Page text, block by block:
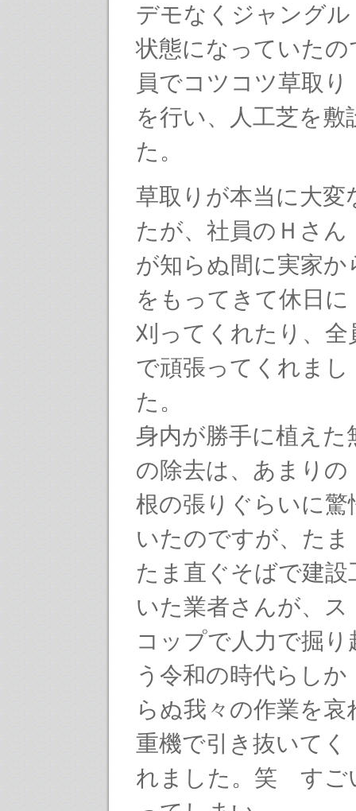
デモなくジャングル
状態になっていたの
員でコツコツ草取り
を行い、人工芝を敷
た。
草取りが本当に大変
たが、社員のＨさん
が知らぬ間に実家か
をもってきて休日に
刈ってくれたり、全
で頑張ってくれまし
た。
身内が勝手に植えた
の除去は、あまりの
根の張りぐらいに驚
いたのですが、たま
たま直ぐそばで建設
いた業者さんが、ス
コップで人力で掘
う令和の時代らしか
らぬ我々の作業を哀
重機で引き抜いてく
れました。笑 すご